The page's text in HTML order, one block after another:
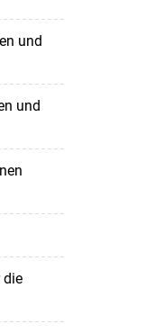
und
und
die